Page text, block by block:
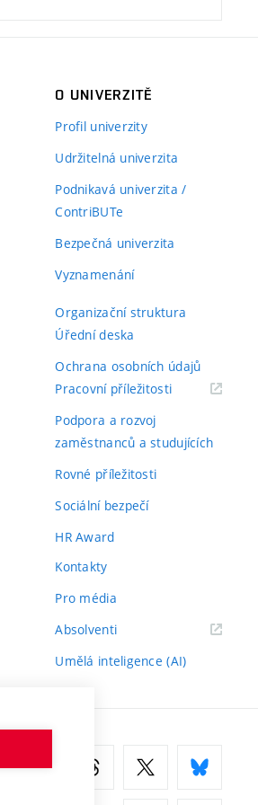
O UNIVERZITĚ
Profil univerzity
Udržitelná univerzita
Podnikavá univerzita /
ContriBUTe
Bezpečná univerzita
Vyznamenání
Organizační struktura
Úřední deska
Ochrana osobních údajů
Pracovní příležitosti(externí
Podpora a rozvoj
zaměstnanců a studujících
Rovné příležitosti
Sociální bezpečí
HR Award
Kontakty
Pro média
Absolventi(externí
Umělá inteligence (AI)